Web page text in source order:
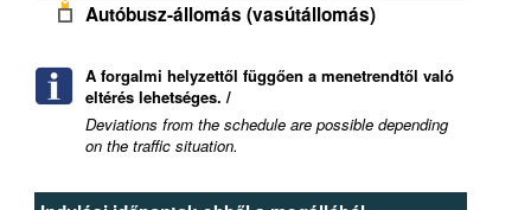
Autóbusz-állomás (vasútállomás)
A forgalmi helyzettől függően a menetrendtől való
eltérés lehetséges. /
Deviations from the schedule are possible depending
on the traffic situation.